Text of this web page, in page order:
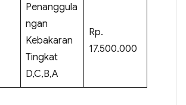
Penanggula
ngan
Kebakaran
Tingkat
D,C,B,A
Rp.
17.500.000